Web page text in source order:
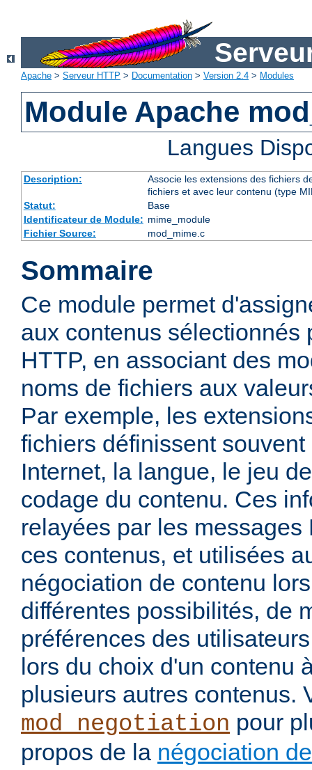
Apache > Serveur HTTP > Documentation > Version 2.4 > Modules
Module Apache
Langues
Description:
Associe les extensions des fichiers
fichiers et avec leur contenu (type
Statut:
Base
Identificateur de Module: mime_module
Fichier Source:
mod_mime.c
Sommaire
Ce module permet
aux contenus sélectionnés
HTTP, en associant des
noms de fichiers aux
Par exemple, les
fichiers définissent
Internet, la langue, le jeu
codage du contenu. Ces
relayées par les
ces contenus, et utilisées
négociation de contenu
différentes possibilités, de
préférences des
lors du choix d'un contenu
plusieurs autres contenus.
mod_negotiation pour
propos de la négociation